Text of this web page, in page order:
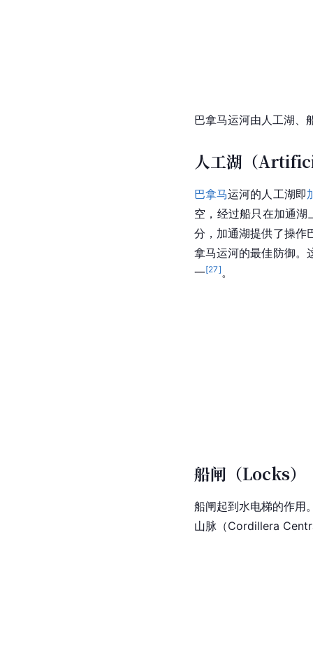
巴拿马运河由人工湖、
人工湖（
巴拿马运河的人工湖即
空，经过船只在加通
分，加通湖提供了操作
拿马运河的最佳防御。
一[27] 。
船闸（Locks）
船闸起到水电梯的作用
山脉（Cordillera